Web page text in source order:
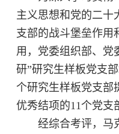
主义思想和党的二十
支部的战斗堡垒作用
用，党委组织部、党
研”研究生样板党支
个研究生样板党支部
优秀结项的1 1个党支
经综合考评，马